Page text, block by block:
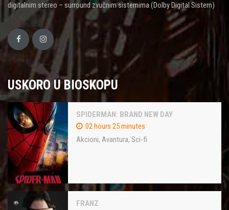
digitalnim stereo – surround zvučnim sistemima (Dolby Digital Sistem)
USKORO U BIOSKOPU
SPIDERMAN: BRAND NEW DAY
02 hours 25 minutes
Akcioni, Avantura, Sci-fi
FRANZ